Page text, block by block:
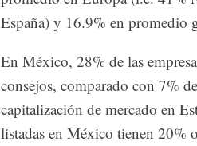
España) y 16.9% en promedio
En México, 28% de las
consejos, comparado con 7%
capitalización de mercado en
listadas en México tienen 20%